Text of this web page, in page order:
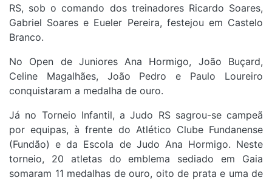
RS, sob o comando dos treinadores Ricardo Soares,
Gabriel Soares e Eueler Pereira, festejou em Castelo
Branco.
No Open de Juniores Ana Hormigo, João Buçard,
Celine Magalhães, João Pedro e Paulo Loureiro
conquistaram a medalha de ouro.
Já no Torneio Infantil, a Judo RS sagrou-se campeã
por equipas, à frente do Atlético Clube Fundanense
(Fundão) e da Escola de Judo Ana Hormigo. Neste
torneio, 20 atletas do emblema sediado em Gaia
somaram 11 medalhas de ouro, oito de prata e uma de